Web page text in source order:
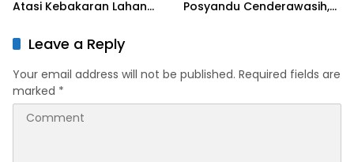
Atasi Kebakaran Lahan
Posyandu Cenderawasih,
Leave a Reply
Your email address will not be published. Required fields are
marked *